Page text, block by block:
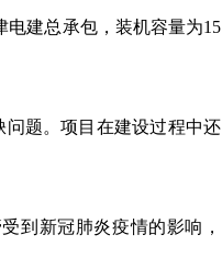
电建总承包，装机容量为15
题。项目在建设过程中还
到新冠肺炎疫情的影响，